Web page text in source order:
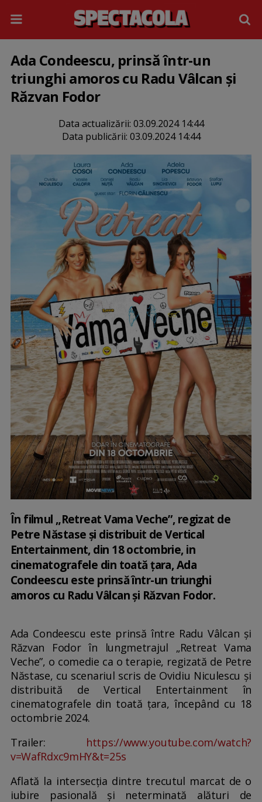
Ada Condeescu, prinsă într-un
triunghi amoros cu Radu Vâlcan și
Răzvan Fodor
Data actualizării: 03.09.2024 14:44
Data publicării: 03.09.2024 14:44
În filmul „Retreat Vama Veche”, regizat de
Petre Năstase și distribuit de Vertical
Entertainment, din 18 octombrie, in
cinematografele din toată țara, Ada
Condeescu este prinsă într-un triunghi
amoros cu Radu Vâlcan și Răzvan Fodor.
Ada Condeescu este prinsă între Radu Vâlcan și
Răzvan Fodor în lungmetrajul „Retreat Vama
Veche”, o comedie ca o terapie, regizată de Petre
Năstase, cu scenariul scris de Ovidiu Niculescu și
distribuită de Vertical Entertainment în
cinematografele din toată țara, începând cu 18
octombrie 2024.
Trailer: https://www.youtube.com/watch?
v=WafRdxc9mHY&t=25s
Aflată la intersecția dintre trecutul marcat de o
iubire pasională și neterminată alături de